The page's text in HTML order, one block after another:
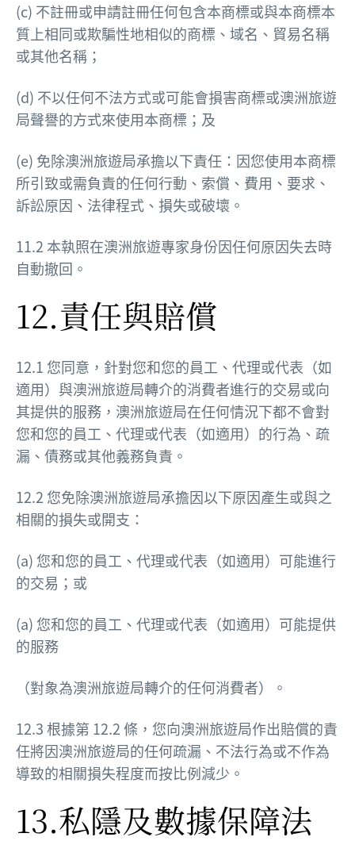
(c) 不註冊或申請註冊任何包含本商標或與本商標本
質上相同或欺騙性地相似的商標、域名、貿易名稱
或其他名稱；
(d) 不以任何不法方式或可能會損害商標或澳洲旅遊
局聲譽的方式來使用本商標；及
(e) 免除澳洲旅遊局承擔以下責任：因您使用本商標
所引致或需負責的任何行動、索償、費用、要求、
訴訟原因、法律程式、損失或破壞。
11.2 本執照在澳洲旅遊專家身份因任何原因失去時
自動撤回。
12.責任與賠償
12.1 您同意，針對您和您的員工、代理或代表（如
適用）與澳洲旅遊局轉介的消費者進行的交易或向
其提供的服務，澳洲旅遊局在任何情況下都不會對
您和您的員工、代理或代表（如適用）的行為、疏
漏、債務或其他義務負責。
12.2 您免除澳洲旅遊局承擔因以下原因產生或與之
相關的損失或開支：
(a) 您和您的員工、代理或代表（如適用）可能進行
的交易；或
(a) 您和您的員工、代理或代表（如適用）可能提供
的服務
（對象為澳洲旅遊局轉介的任何消費者）。
12.3 根據第 12.2 條，您向澳洲旅遊局作出賠償的責
任將因澳洲旅遊局的任何疏漏、不法行為或不作為
導致的相關損失程度而按比例減少。
13.私隱及數據保障法